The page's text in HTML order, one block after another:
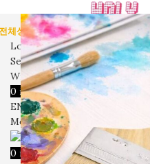
체상품인테리어 용품미술 용품벽시계
Login / Register
Search
Wishlist
0 items ₩0
ENG
Menu
0 items ₩0